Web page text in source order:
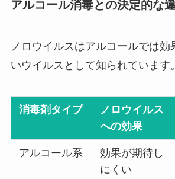
アルコール消毒との決定的な
ノロウイルスはアルコールでは効
いウイルスとして知られています。
消毒剤タイプ
ノロウイルス
への効果
アルコール系
効果が期待し
にくい